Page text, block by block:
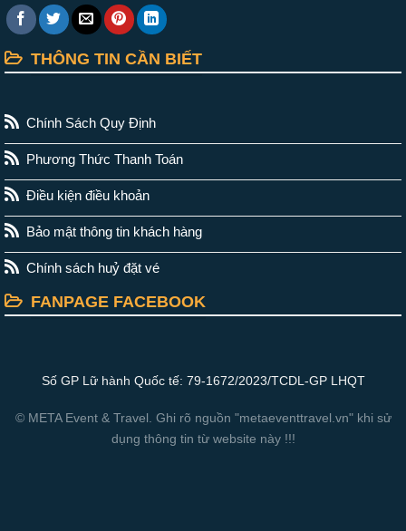
THÔNG TIN CẦN BIẾT
Chính Sách Quy Định
Phương Thức Thanh Toán
Điều kiện điều khoản
Bảo mật thông tin khách hàng
Chính sách huỷ đặt vé
FANPAGE FACEBOOK
Số GP Lữ hành Quốc tế: 79-1672/2023/TCDL-GP LHQT
© META Event & Travel. Ghi rõ nguồn "metaeventtravel.vn" khi sử
dụng thông tin từ website này !!!